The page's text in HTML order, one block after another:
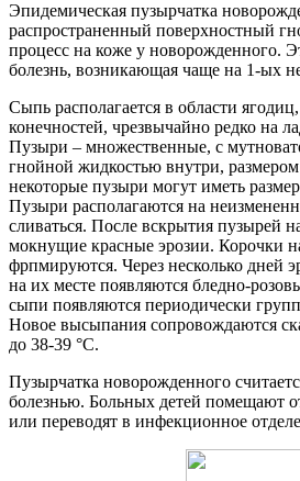
Эпидемическая пузырчатка
распространенный поверхностный
процесс на коже у новорожденного.
болезнь, возникающая чаще на 1-ых
Сыпь располагается в области
конечностей, чрезвычайно редко на
Пузыри – множественные, с
гнойной жидкостью внутри,
некоторые пузыри могут иметь
Пузыри располагаются на
сливаться. После вскрытия пузырей
мокнущие красные эрозии. Корочки
фрпмируются. Через несколько дней
на их месте появляются бледно-
сыпи появляются периодически
Новое высыпания сопровождаются
до 38-39 °С.
Пузырчатка новорожденного
болезнью. Больных детей помещают
или переводят в инфекционное